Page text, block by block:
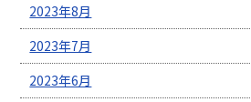
2023年8月
2023年7月
2023年6月